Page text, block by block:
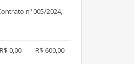
nº 005/2024,
R$ 0,00 R$ 600,00